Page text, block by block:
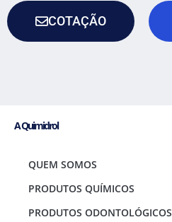
COTAÇÃO
A Quimidrol
QUEM SOMOS
PRODUTOS QUÍMICOS
PRODUTOS ODONTOLÓGICOS